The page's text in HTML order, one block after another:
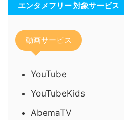
エンタメフリー 対象サービス
動画サービス
YouTube
YouTubeKids
AbemaTV